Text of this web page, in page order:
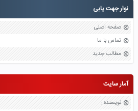
نوار جهت یابی
صفحه اصلی
تماس با ما
مطالب جدید
آمار سایت
نویسنده :